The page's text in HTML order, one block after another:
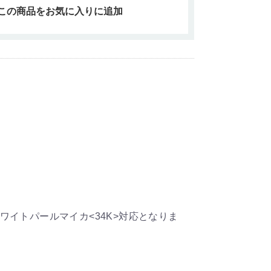
の商品をお気に入りに追加
イトパールマイカ<34K>対応となりま